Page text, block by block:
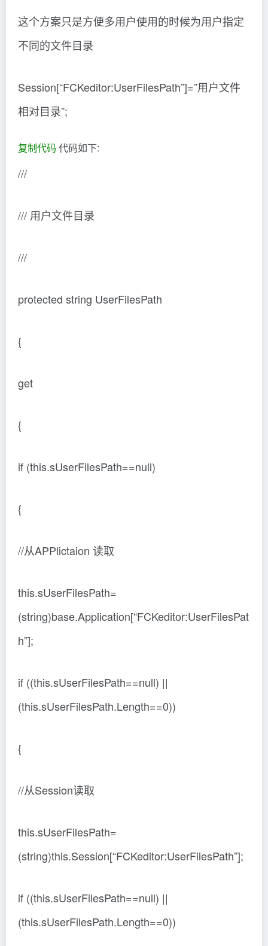
这个方案只是方便多用户使用的时候为用户指定
不同的文件目录
Session[“FCKeditor:UserFilesPath”]=”用户文件
相对目录”;
复制代码 代码如下:
///
/// 用户文件目录
///
protected string UserFilesPath
{
get
{
if (this.sUserFilesPath==null)
{
//从APPlictaion 读取
this.sUserFilesPath=
(string)base.Application[“FCKeditor:UserFilesPat
h”];
if ((this.sUserFilesPath==null) ||
(this.sUserFilesPath.Length==0))
{
//从Session读取
this.sUserFilesPath=
(string)this.Session[“FCKeditor:UserFilesPath”];
if ((this.sUserFilesPath==null) ||
(this.sUserFilesPath.Length==0))